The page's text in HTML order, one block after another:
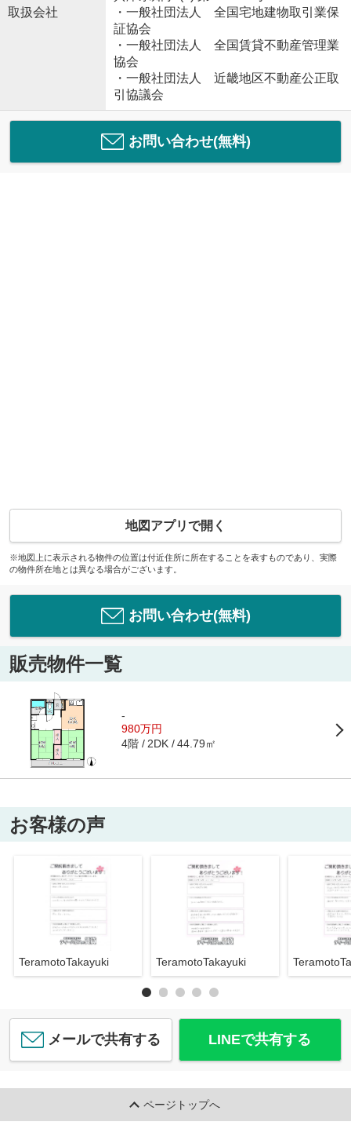
取扱会社
・一般社団法人 全国宅地建物取引業保
証協会
・一般社団法人 全国賃貸不動産管理業
協会
・一般社団法人 近畿地区不動産公正取
引協議会
お問い合わせ(無料)
地図アプリで開く
※地図上に表示される物件の位置は付近住所に所在することを表すものであり、実際
の物件所在地とは異なる場合がございます。
お問い合わせ(無料)
販売物件一覧
-
980万円
4階 2DK 44.79㎡
お客様の声
TeramotoTakayuki TeramotoTakayuki
メールで共有する LINEで共有する
ページトップへ